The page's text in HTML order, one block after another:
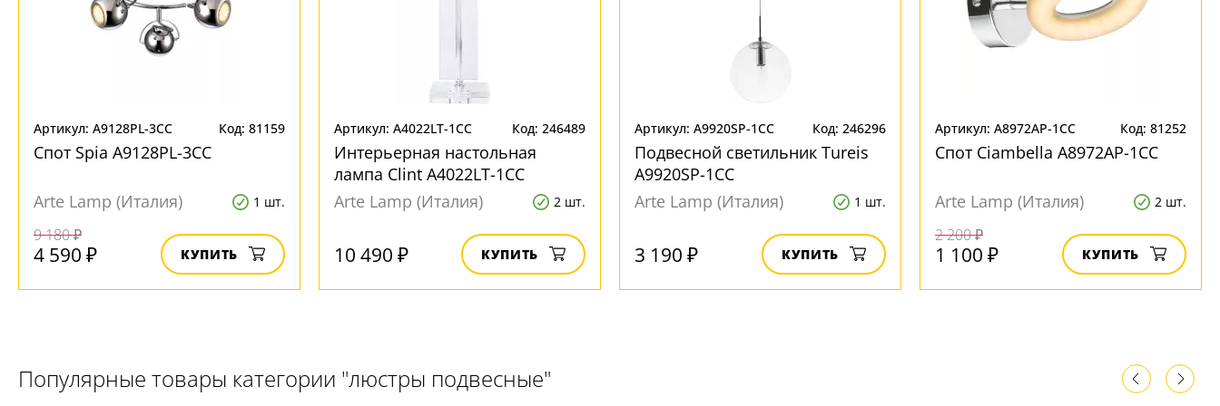
Артикул: A9128PL-3CC Код: 81159
Спот Spia A9128PL-3CC
Arte Lamp (Италия) 1 шт.
9 180 ₽
4 590 ₽ КУПИТЬ
Артикул: A4022LT-1CC Код: 246489
Интерьерная настольная
лампа Clint A4022LT-1CC
Arte Lamp (Италия)
2 шт.
10 490 ₽ КУПИТЬ
Артикул: A9920SP-1CC Код: 246296
Подвесной светильник Tureis
A9920SP-1CC
Arte Lamp (Италия)
1 шт.
3 190 ₽ КУПИТЬ
Артикул: A8972AP-1CC Код: 81252
Спот Ciambella A8972AP-1CC
Arte Lamp (Италия) 2 шт.
2 200 ₽
1 100 ₽ КУПИТЬ
Популярные товары категории "люстры подвесные"